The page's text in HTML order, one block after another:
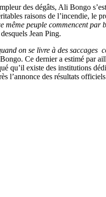
des dégâts, Ali Bongo
raisons de l’incendie, le
peuple commencent
Jean Ping.
on se livre à des
Ce dernier a estimé par
qu’il existe des institutions
l’annonce des résultats